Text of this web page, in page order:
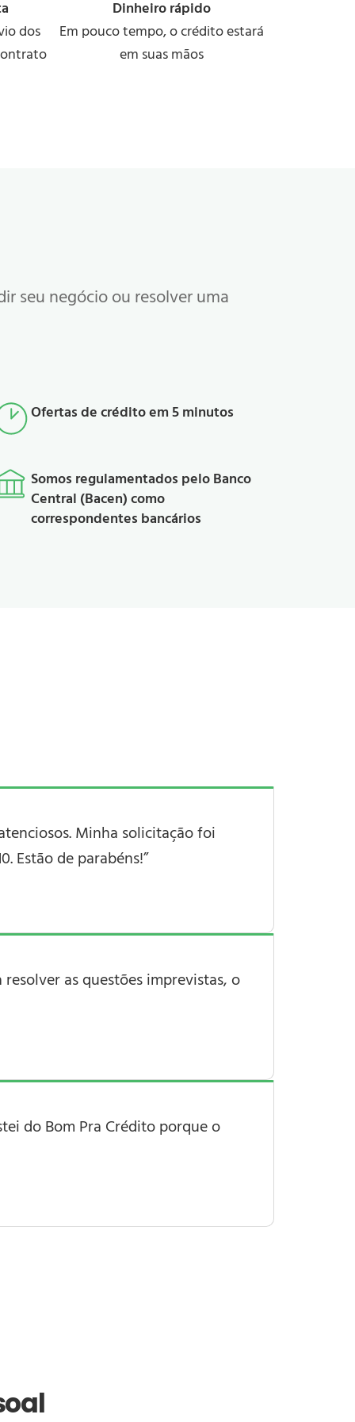
dos
Dinheiro rápido
Em pouco tempo, o crédito estará
em suas mãos
seu negócio ou resolver uma
Ofertas de crédito em 5 minutos
Somos regulamentados pelo Banco
Central (Bacen) como
correspondentes bancários
Minha solicitação foi
Estão de parabéns!”
as questões imprevistas, o
doBom Pra Créditoporque o